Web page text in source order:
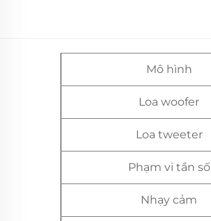
Mô hình
Loa woofer
Loa tweeter
Phạm vi tần số
Nhạy cảm